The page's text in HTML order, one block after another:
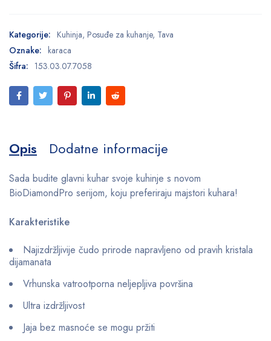
Kategorije: Kuhinja, Posuđe za kuhanje, Tava
Oznake: karaca
Šifra: 153.03.07.7058
Opis Dodatne informacije
Sada budite glavni kuhar svoje kuhinje s novom
BioDiamondPro serijom, koju preferiraju majstori kuhara!
Karakteristike
Najizdržljivije čudo prirode napravljeno od pravih kristala
dijamanata
Vrhunska vatrootporna neljepljiva površina
Ultra izdržljivost
Jaja bez masnoće se mogu pržiti